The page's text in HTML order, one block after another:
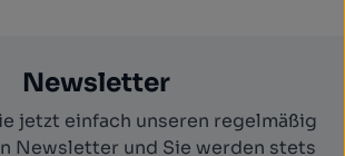
Newsletter
jetzt einfach unseren regelmäßig
Newsletter und Sie werden stets